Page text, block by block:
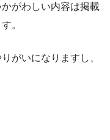
がわしい内容は掲載
。
がいになりますし、